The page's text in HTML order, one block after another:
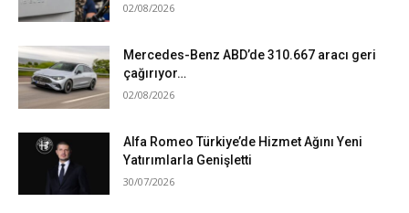
02/08/2026
Mercedes-Benz ABD’de 310.667 aracı geri
çağırıyor…
02/08/2026
Alfa Romeo Türkiye’de Hizmet Ağını Yeni
Yatırımlarla Genişletti
30/07/2026